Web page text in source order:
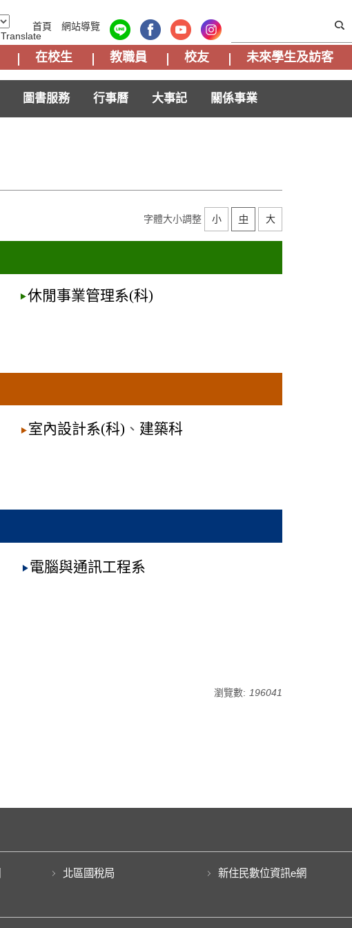
Translate
首頁 網站導覽
在校生 教職員 校友 未來學生及訪客
圖書服務 行事曆 大事記 關係事業
字體大小調整 小 中 大
休閒事業管理系(科)
室內設計系(科) 、 建築科
電腦與通訊工程系
瀏覽數: 196041
北區國稅局
新住民數位資訊e網